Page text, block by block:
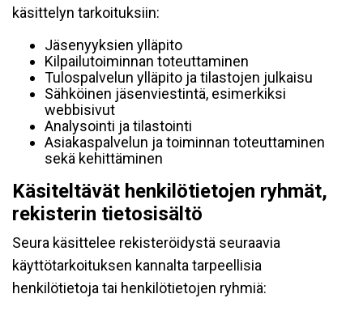
käsittelyn tarkoituksiin:
Jäsenyyksien ylläpito
Kilpailutoiminnan toteuttaminen
Tulospalvelun ylläpito ja tilastojen julkaisu
Sähköinen jäsenviestintä, esimerkiksi
webbisivut
Analysointi ja tilastointi
Asiakaspalvelun ja toiminnan toteuttaminen
sekä kehittäminen
Käsiteltävät henkilötietojen ryhmät,
rekisterin tietosisältö
Seura käsittelee rekisteröidystä seuraavia
käyttötarkoituksen kannalta tarpeellisia
henkilötietoja tai henkilötietojen ryhmiä: